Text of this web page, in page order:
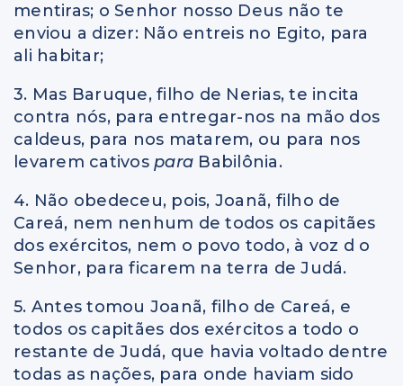
mentiras; o Senhor nosso Deus não te
enviou a dizer: Não entreis no Egito, para
ali habitar;
3. Mas Baruque, filho de Nerias, te incita
contra nós, para entregar-nos na mão dos
caldeus, para nos matarem, ou para nos
levarem cativos para Babilônia.
4. Não obedeceu, pois, Joanã, filho de
Careá, nem nenhum de todos os capitães
dos exércitos, nem o povo todo, à voz d o
Senhor, para ficarem na terra de Judá.
5. Antes tomou Joanã, filho de Careá, e
todos os capitães dos exércitos a todo o
restante de Judá, que havia voltado dentre
todas as nações, para onde haviam sido